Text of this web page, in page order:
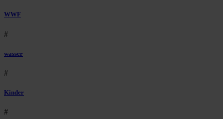
WWF
#
wasser
#
Kinder
#